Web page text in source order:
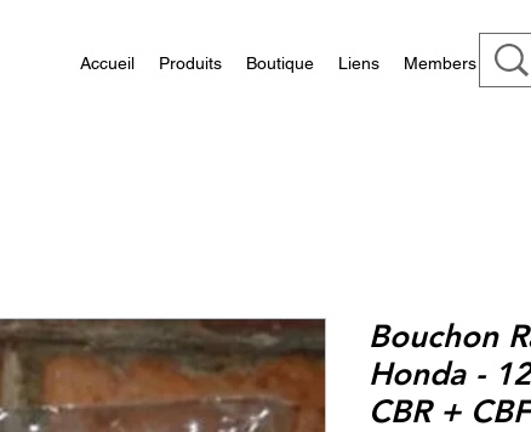
Accueil Produits Boutique Liens Members
Bouchon
Honda -
CBR +